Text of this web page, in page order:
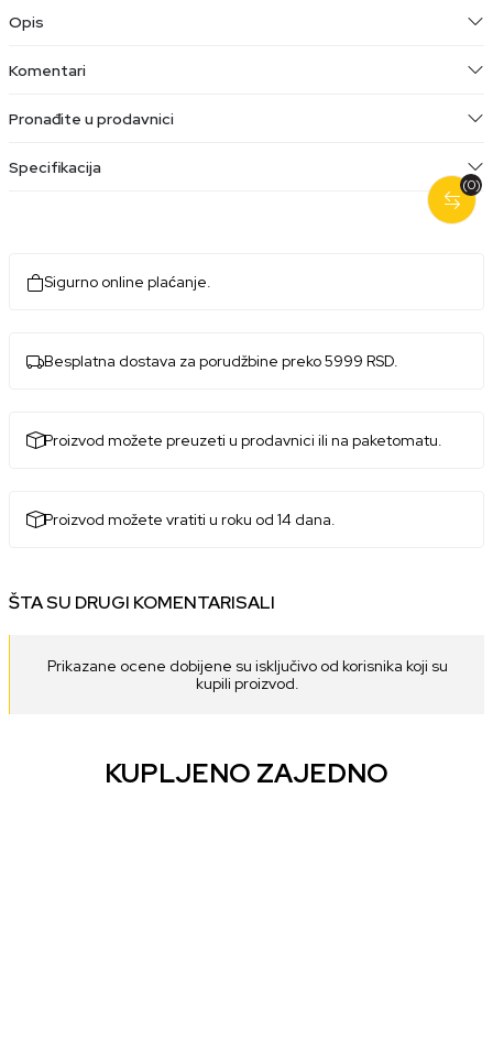
(0)
Opis
Komentari
Pronađite u prodavnici
Specifikacija
Sigurno online plaćanje.
Besplatna dostava za porudžbine preko 5999 RSD.
Proizvod možete preuzeti u prodavnici ili na paketomatu.
Proizvod možete vratiti u roku od 14 dana.
ŠTA SU DRUGI KOMENTARISALI
Prikazane ocene dobijene su isključivo od korisnika koji su
kupili proizvod.
KUPLJENO ZAJEDNO